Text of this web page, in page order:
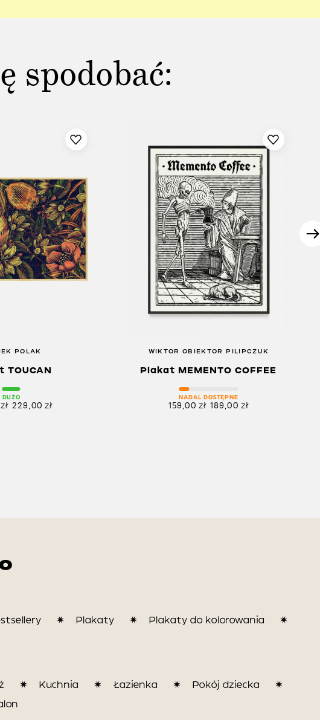
spodobać:
POLAK
TOUCAN
DUŻO
zł 229,00zł
WIKTOR OBIEKTOR PILIPCZUK
Plakat MEMENTO COFFEE
NADAL DOSTĘPNE
159,00 zł 189,00 zł
Plakaty
Plakaty do kolorowania
Kuchnia Łazienka
Pokój dziecka